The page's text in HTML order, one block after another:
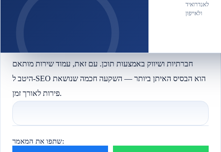
לאנדרואיד
ולאייפון
עמוד שירות הוא הבסיס — לא הסוף
שיווק דיגיטלי רחבה יותר: קידום ממומן (PPC), שיווק ברשתות
חברתיות ושיווק באמצעות תוכן. עם זאת, עמוד שירות מותאם
היטב ל-SEO הוא הבסיס האיתן ביותר — השקעה חכמה שנושאת
פירות לאורך זמן.
שתפו את המאמר: